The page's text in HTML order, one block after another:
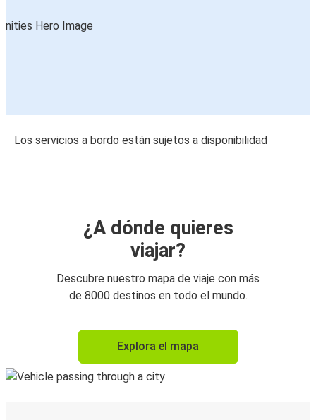
Los servicios a bordo están sujetos a disponibilidad
¿A dónde quieres
viajar?
Descubre nuestro mapa de viaje con más
de 8000 destinos en todo el mundo.
Explora el mapa